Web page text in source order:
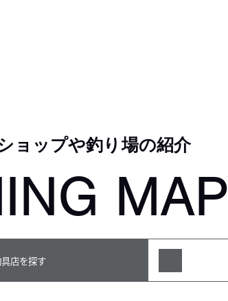
ョップや釣り場の紹介
MAP
店を探す